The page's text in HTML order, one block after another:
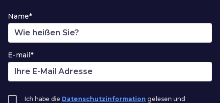
Name*
E-mail*
Ich habe die Datenschutzinformation gelesen und